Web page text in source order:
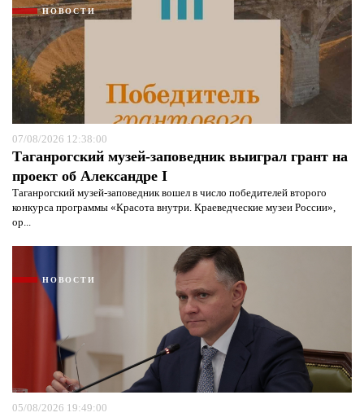
НОВОСТИ
07/08/2026 12:38:00
Таганрогский музей-заповедник выиграл грант на
проект об Александре I
Таганрогский музей-заповедник вошел в число победителей второго
конкурса программы «Красота внутри. Краеведческие музеи России»,
ор...
НОВОСТИ
05/08/2026 19:49:00